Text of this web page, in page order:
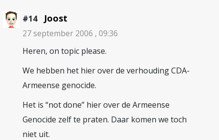
#14 Joost
27 september 2006 , 09:36
Heren, on topic please.
We hebben het hier over de verhouding CDA-
Armeense genocide.
Het is “not done” hier over de Armeense
Genocide zelf te praten. Daar komen we toch
niet uit.